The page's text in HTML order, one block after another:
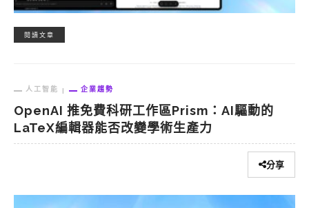
閱讀文章
人工智能 企業趨勢
OpenAI 推免費科研工作區Prism：AI驅動的
LaTeX編輯器能否改變學術生產力
分享